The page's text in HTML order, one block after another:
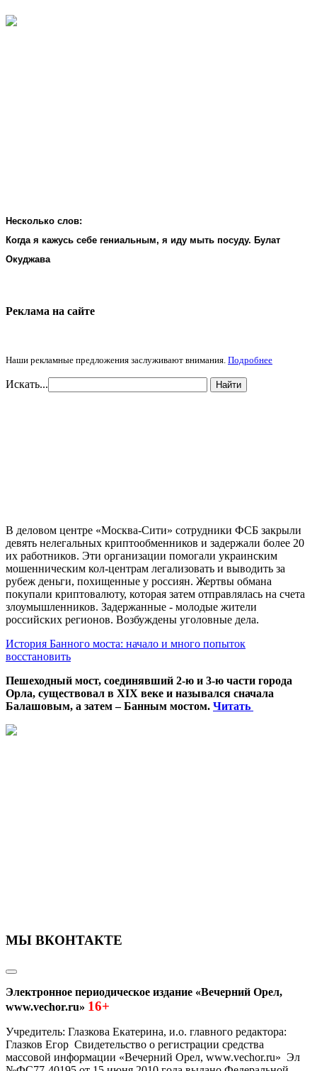
Несколько слов:
Когда я кажусь себе гениальным, я иду мыть посуду. Булат
Окуджава
Реклама на cайте
Наши рекламные предложения заслуживают внимания. Подробнее
Искать... Найти
В деловом центре «Москва-Сити» сотрудники ФСБ закрыли
девять нелегальных криптообменников и задержали более 20
их работников. Эти организации помогали украинским
мошенническим кол-центрам легализовать и выводить за
рубеж деньги, похищенные у россиян. Жертвы обмана
покупали криптовалюту, которая затем отправлялась на счета
злоумышленников. Задержанные - молодые жители
российских регионов. Возбуждены уголовные дела.
История Банного моста: начало и много попыток
восстановить
Пешеходный мост, соединявший 2-ю и 3-ю части города
Орла, существовал в XIX веке и назывался сначала
Балашовым, а затем – Банным мостом. Читать
МЫ ВКОНТАКТЕ
Электронное периодическое издание «Вечерний Орел,
www.vechor.ru» 16+
Учредитель: Глазкова Екатерина, и.о. главного редактора:
Глазков Егор Свидетельство о регистрации средства
массовой информации «Вечерний Орел, www.vechor.ru» Эл